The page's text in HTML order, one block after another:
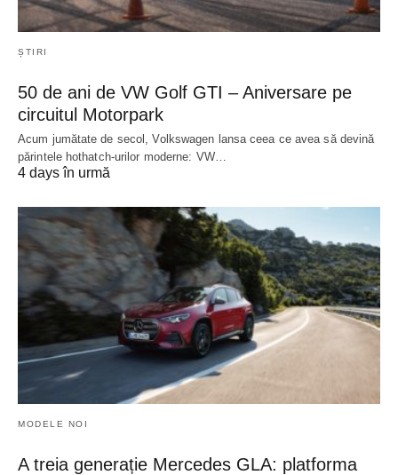
ȘTIRI
50 de ani de VW Golf GTI – Aniversare pe
circuitul Motorpark
Acum jumătate de secol, Volkswagen lansa ceea ce avea să devină
părintele hothatch-urilor moderne: VW…
4 days în urmă
MODELE NOI
A treia generație Mercedes GLA: platforma